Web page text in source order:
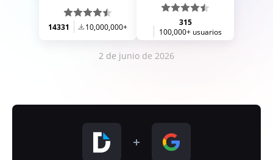
14331 10,000,000+
315
100,000+ usuarios
2 de junio de 2026